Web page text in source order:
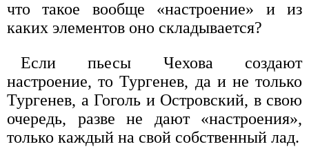
что такое вообще «настроение» и из
каких элементов оно складывается?
Если пьесы Чехова создают
настроение, то Тургенев, да и не только
Тургенев, а Гоголь и Островский, в свою
очередь, разве не дают «настроения»,
только каждый на свой собственный лад.